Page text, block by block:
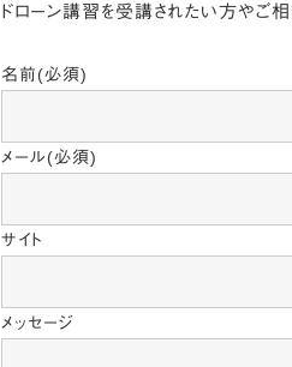
ドローン講習を受講されたい方やご
名前(必須)
メール(必須)
サイト
メッセージ